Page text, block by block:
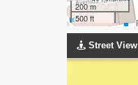
200 m
500 ft
Street View